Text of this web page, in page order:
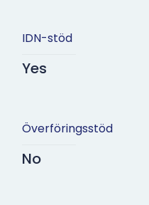
IDN-stöd
Yes
Överföringsstöd
No